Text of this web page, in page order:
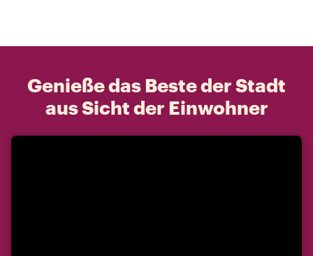
Genieße das Beste der Stadt
aus Sicht der Einwohner